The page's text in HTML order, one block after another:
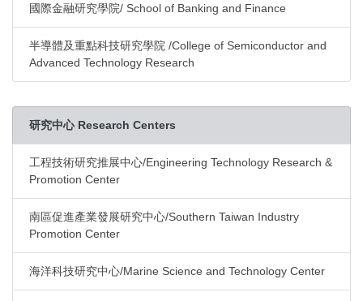
國際金融研究學院/ School of Banking and Finance
半導體及重點科技研究學院 /College of Semiconductor and
Advanced Technology Research
研究中心 Research Centers
工程技術研究推展中心/Engineering Technology Research &
Promotion Center
南區促進產業發展研究中心/Southern Taiwan Industry
Promotion Center
海洋科技研究中心/Marine Science and Technology Center